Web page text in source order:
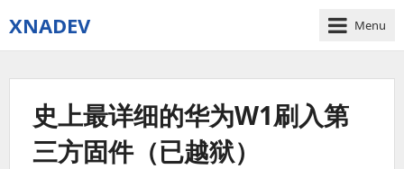
XNADEV Menu
史上最详细的华为W1刷入第
三方固件（已越狱）